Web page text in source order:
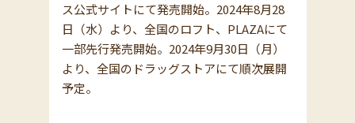
ス公式サイトにて発売開始。2024年8月28
日（水）より、全国のロフト、PLAZAにて
一部先行発売開始。2024年9月30日（月）
より、全国のドラッグストアにて順次展開
予定。